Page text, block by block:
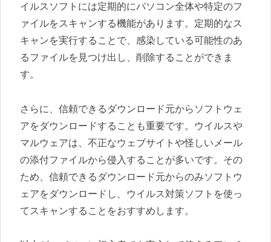
イルスソフトには定期的にパソコン全体や特定のフ
ァイルをスキャンする機能があります。定期的なス
キャンを実行することで、感染している可能性のあ
るファイルを見つけ出し、削除することができま
す。
さらに、信頼できるダウンロード元からソフトウェ
アをダウンロードすることも重要です。ウイルスや
マルウェアは、不正なウェブサイトや怪しいメール
の添付ファイルから侵入することが多いです。その
ため、信頼できるダウンロード元からのみソフトウ
ェアをダウンロードし、ウイルス対策ソフトを使っ
てスキャンすることをおすすめします。